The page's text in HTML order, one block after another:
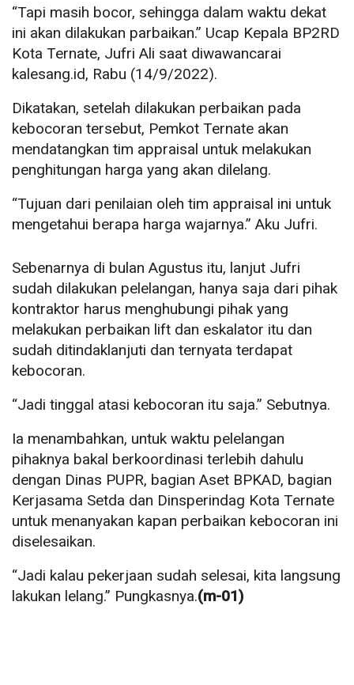
“Tapi masih bocor, sehingga dalam waktu dekat
ini akan dilakukan parbaikan.” Ucap Kepala BP2RD
Kota Ternate, Jufri Ali saat diwawancarai
kalesang.id, Rabu (14/9/2022).
Dikatakan, setelah dilakukan perbaikan pada
kebocoran tersebut, Pemkot Ternate akan
mendatangkan tim appraisal untuk melakukan
penghitungan harga yang akan dilelang.
“Tujuan dari penilaian oleh tim appraisal ini untuk
mengetahui berapa harga wajarnya.” Aku Jufri.
Sebenarnya di bulan Agustus itu, lanjut Jufri
sudah dilakukan pelelangan, hanya saja dari pihak
kontraktor harus menghubungi pihak yang
melakukan perbaikan lift dan eskalator itu dan
sudah ditindaklanjuti dan ternyata terdapat
kebocoran.
“Jadi tinggal atasi kebocoran itu saja.” Sebutnya.
Ia menambahkan, untuk waktu pelelangan
pihaknya bakal berkoordinasi terlebih dahulu
dengan Dinas PUPR, bagian Aset BPKAD, bagian
Kerjasama Setda dan Dinsperindag Kota Ternate
untuk menanyakan kapan perbaikan kebocoran ini
diselesaikan.
“Jadi kalau pekerjaan sudah selesai, kita langsung
lakukan lelang.” Pungkasnya.(m-01)